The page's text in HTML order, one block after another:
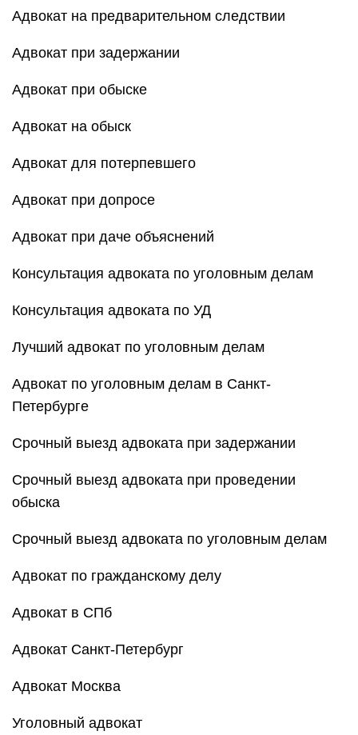
Адвокат на предварительном следствии
Адвокат при задержании
Адвокат при обыске
Адвокат на обыск
Адвокат для потерпевшего
Адвокат при допросе
Адвокат при даче объяснений
Консультация адвоката по уголовным делам
Консультация адвоката по УД
Лучший адвокат по уголовным делам
Адвокат по уголовным делам в Санкт-
Петербурге
Срочный выезд адвоката при задержании
Срочный выезд адвоката при проведении
обыска
Срочный выезд адвоката по уголовным делам
Адвокат по гражданскому делу
Адвокат в СПб
Адвокат Санкт-Петербург
Адвокат Москва
Уголовный адвокат